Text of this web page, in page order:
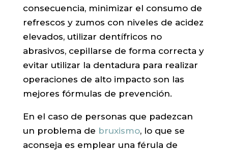
consecuencia, minimizar el consumo de
refrescos y zumos con niveles de acidez
elevados, utilizar dentífricos no
abrasivos, cepillarse de forma correcta y
evitar utilizar la dentadura para realizar
operaciones de alto impacto son las
mejores fórmulas de prevención.
En el caso de personas que padezcan
un problema de bruxismo, lo que se
aconseja es emplear una férula de